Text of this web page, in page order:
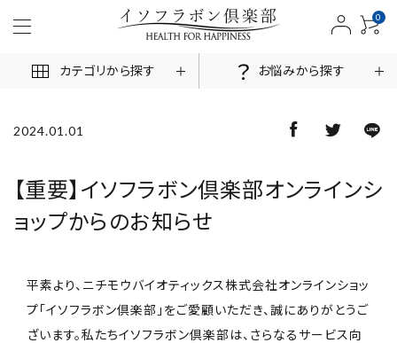
0
カテゴリから探す お悩みから探す
ACCOUNT MENU
ログイン 新規会員登録
お悩みから探す
2024.01.01
【重要】イソフラボン倶楽部オンラインシ
ョップからのお知らせ
平素より、ニチモウバイオティックス株式会社オンラインショッ
プ「イソフラボン倶楽部」をご愛顧いただき、誠にありがとうご
ざいます。私たちイソフラボン倶楽部は、さらなるサービス向